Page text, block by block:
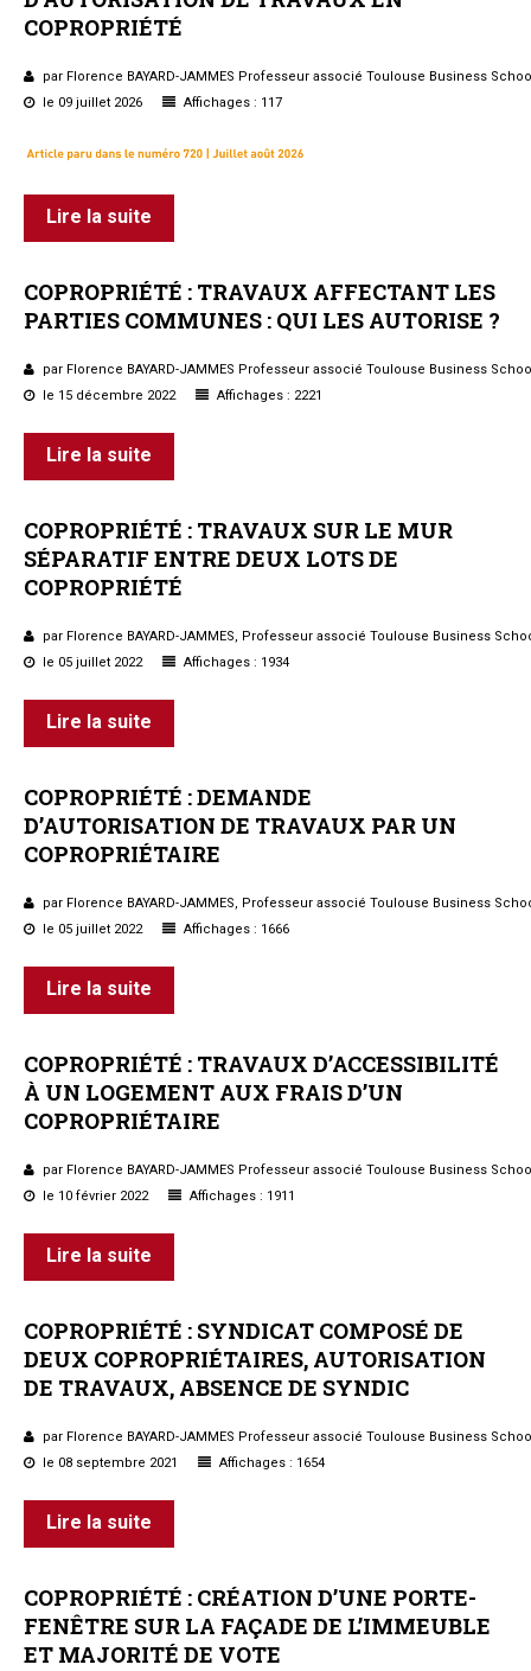
Questions/réponses
Copro. en difficulté
Parole d'experts*
COPROPRIÉTÉ
par Florence BAYARD-JAMMES Professeur associé Toulouse Business
le 09 juillet 2026
Affichages : 117
Lire la suite
COPROPRIÉTÉ : TRAVAUX AFFECTANT LES
PARTIES COMMUNES : QUI LES AUTORISE ?
par Florence BAYARD-JAMMES Professeur associé Toulouse Business
le 15 décembre 2022
Affichages : 2221
Lire la suite
COPROPRIÉTÉ : TRAVAUX SUR LE MUR
SÉPARATIF ENTRE DEUX LOTSDE
COPROPRIÉTÉ
par Florence BAYARD-JAMMES, Professeur associé Toulouse Business
le 05 juillet 2022
Affichages : 1934
Lire la suite
COPROPRIÉTÉ :DEMANDE
D’AUTORISATION DE TRAVAUX PAR UN
COPROPRIÉTAIRE
par Florence BAYARD-JAMMES, Professeur associé Toulouse Business
le 05 juillet 2022
Affichages : 1666
Lire la suite
COPROPRIÉTÉ : TRAVAUX D’ACCESSIBILITÉ
À UN LOGEMENT AUX FRAISD’UN
COPROPRIÉTAIRE
par Florence BAYARD-JAMMES Professeur associé Toulouse Business
le 10 février 2022
Affichages : 1911
Lire la suite
COPROPRIÉTÉ : SYNDICAT COMPOSÉ DE
DEUX COPROPRIÉTAIRES, AUTORISATION
DE TRAVAUX, ABSENCE DE SYNDIC
par Florence BAYARD-JAMMES Professeur associé Toulouse Business
le 08 septembre 2021
Affichages : 1654
Lire la suite
COPROPRIÉTÉ : CRÉATION D’UNE PORTE-
FENÊTRE SUR LA FAÇADE DE L’IMMEUBLE
ET MAJORITÉ DE VOTE